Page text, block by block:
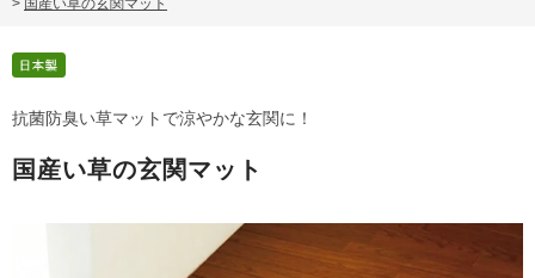
> 国産い草の玄関マット
抗菌防臭い草マットで涼やかな玄関に！
国産い草の玄関マット